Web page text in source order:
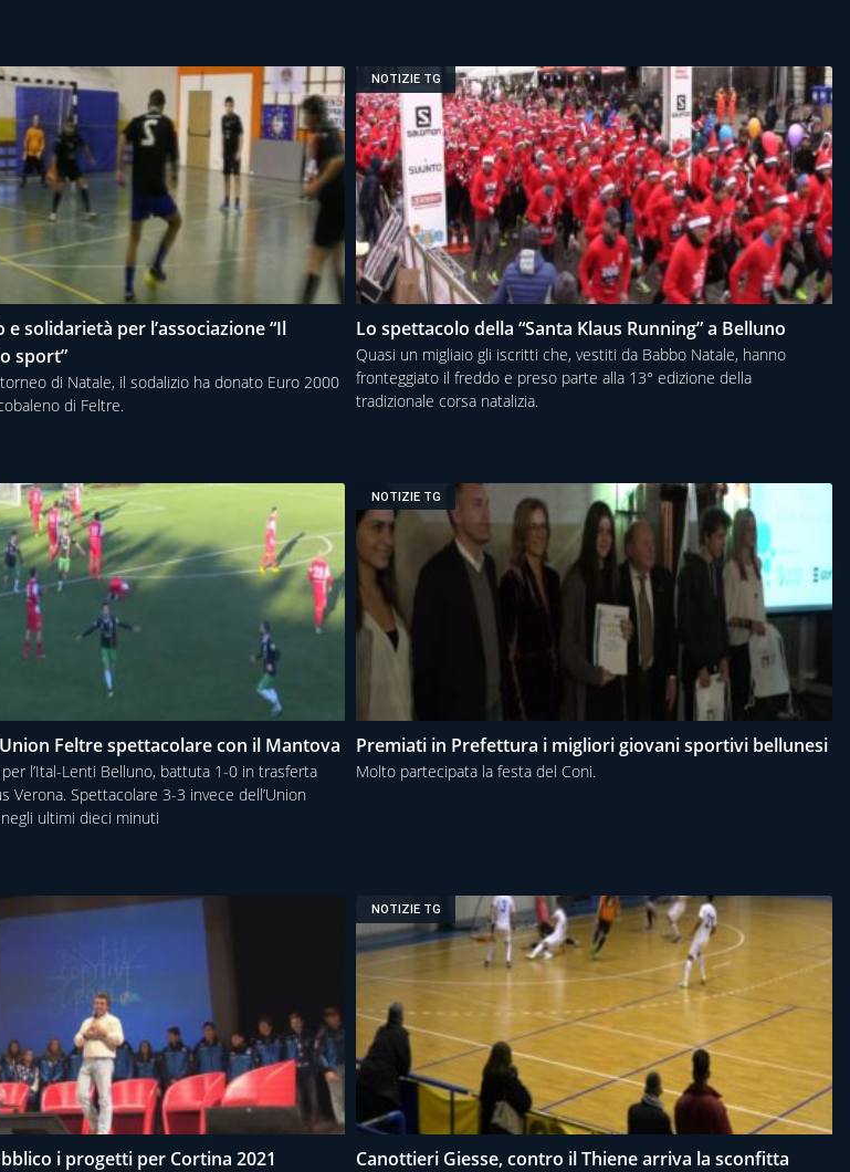
solidarietà per l’associazione “Il
sport”
di Natale, il sodalizio ha donato Euro 2000
di Feltre.
NOTIZIE TG
Lo spettacolo della “Santa Klaus Running” a Belluno
Quasi un migliaio gli iscritti che, vestiti da Babbo Natale, hanno
fronteggiato il freddo e preso parte alla 13° edizione della
tradizionale corsa natalizia.
Feltre spettacolare con il Mantova
l’Ital-Lenti Belluno, battuta 1-0 in trasferta
Verona. Spettacolare 3-3 invece dell’Union
ultimi dieci minuti
NOTIZIE TG
Premiati in Prefettura i migliori giovani sportivi bellunesi
Molto partecipata la festa del Coni.
i progetti per Cortina 2021
NOTIZIE TG
Canottieri Giesse, contro il Thiene arriva la sconfitta